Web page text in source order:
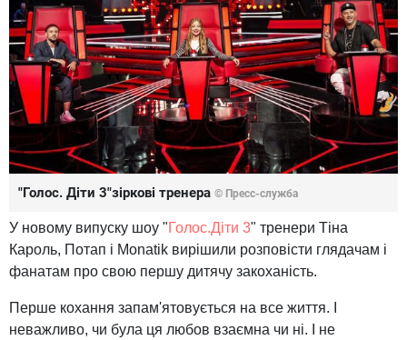
"Голос. Діти 3"зіркові тренера © Пресс-служба
У новому випуску шоу "Голос.Діти 3" тренери Тіна
Кароль, Потап і Monatik вирішили розповісти глядачам і
фанатам про свою першу дитячу закоханість.
Перше кохання запам'ятовується на все життя. І
неважливо, чи була ця любов взаємна чи ні. І не